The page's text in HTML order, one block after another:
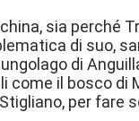
sia perché
di suo,
di
come il bosco di
per fare